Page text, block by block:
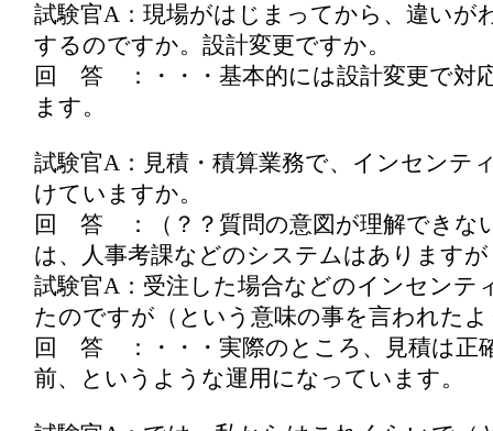
試験官A：現場がはじまってから、違いが
するのですか。設計変更ですか。
回 答 ：・・・基本的には設計変更で対
ます。
試験官A：見積・積算業務で、インセンテ
けていますか。
回 答 ：（？？質問の意図が理解できな
は、人事考課などのシステムはありますが
試験官A：受注した場合などのインセンテ
たのですが（という意味の事を言われた
回 答 ：・・・実際のところ、見積は正
前、というような運用になっています。